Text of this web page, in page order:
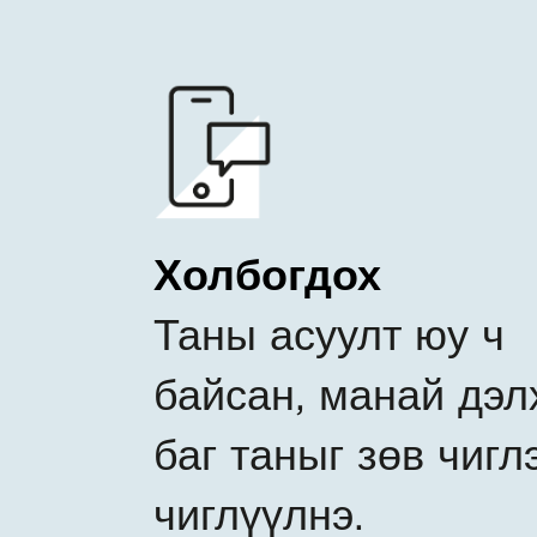
Холбогдох
Таны асуулт юу ч
байсан, манай
баг таныг зөв
чиглүүлнэ.